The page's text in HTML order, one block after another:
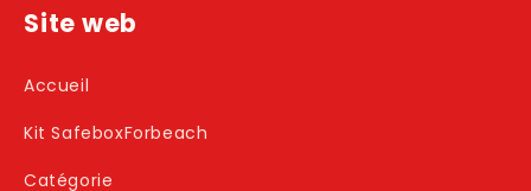
Site web
Accueil
Kit SafeboxForbeach
Catégorie